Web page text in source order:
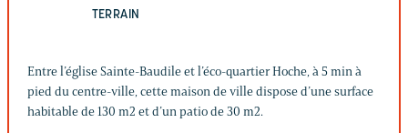
TERRAIN
Entre l’église Sainte-Baudile et l’éco-quartier Hoche, à 5 min à
pied du centre-ville, cette maison de ville dispose d’une surface
habitable de 130 m2 et d’un patio de 30 m2.